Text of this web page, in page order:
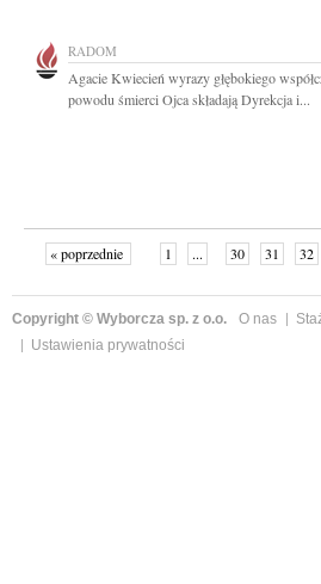
RADOM
Agacie Kwiecień wyrazy głębokiego
powodu śmierci Ojca składają Dyrekcja i...
« poprzednie 1 ... 30 31 32
Copyright © Wyborcza sp. z o.o. O nas
Ustawienia prywatności